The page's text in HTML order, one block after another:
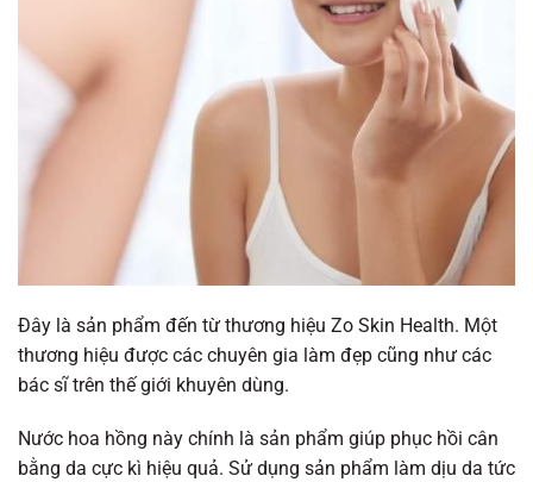
Đây là sản phẩm đến từ thương hiệu Zo Skin Health. Một
thương hiệu được các chuyên gia làm đẹp cũng như các
bác sĩ trên thế giới khuyên dùng.
Nước hoa hồng này chính là sản phẩm giúp phục hồi cân
bằng da cực kì hiệu quả. Sử dụng sản phẩm làm dịu da tức